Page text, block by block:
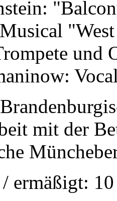
und
mit der
ermäßigt: